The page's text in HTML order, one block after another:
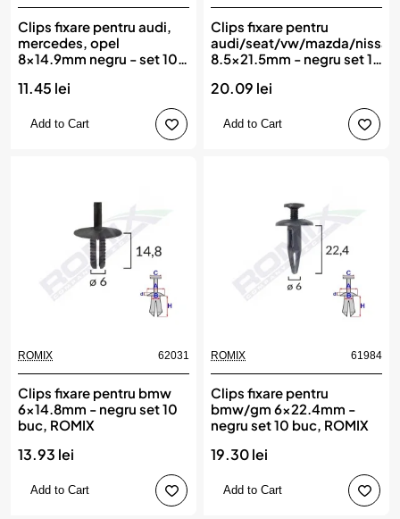
Clips fixare pentru audi,
mercedes, opel
8x14.9mm negru - set 10
11.45 lei
Add to Cart
Clips fixare pentru
audi/seat/vw/mazda/nissan
8.5x21.5mm - negru set 10
20.09 lei
Add to Cart
ROMIX 62031
Clips fixare pentru bmw
6x14.8mm - negru set 10
buc, ROMIX
13.93 lei
Add to Cart
ROMIX 61984
Clips fixare pentru
bmw/gm 6x22.4mm -
negru set 10 buc, ROMIX
19.30 lei
Add to Cart